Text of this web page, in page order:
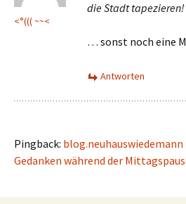
<°((( ~~<
die Stadt
… sonst noch eine
Antworten
Pingback: blog.neuhauswiedemann
Gedanken während der